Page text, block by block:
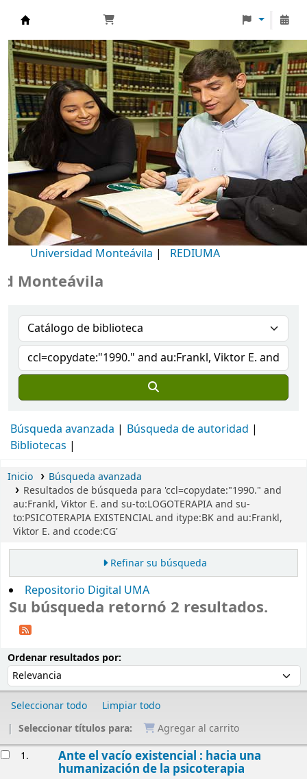
Biblioteca Universidad Monteávila
Universidad Monteávila | REDIUMA
Búsqueda avanzada
Búsqueda de autoridad
Bibliotecas
Inicio
Búsqueda avanzada
Resultados de búsqueda para 'ccl=copydate:"1990." and
au:Frankl, Viktor E. and su-to:LOGOTERAPIA and su-
to:PSICOTERAPIA EXISTENCIAL and itype:BK and au:Frankl,
Viktor E. and ccode:CG'
Refinar su búsqueda
Repositorio Digital UMA
Su búsqueda retornó 2 resultados.
Ordenar resultados por:
Seleccionar todo
Limpiar todo
Seleccionar títulos para:
Agregar al carrito
1. Ante el vacío existencial : hacia una
humanización de la psicoterapia